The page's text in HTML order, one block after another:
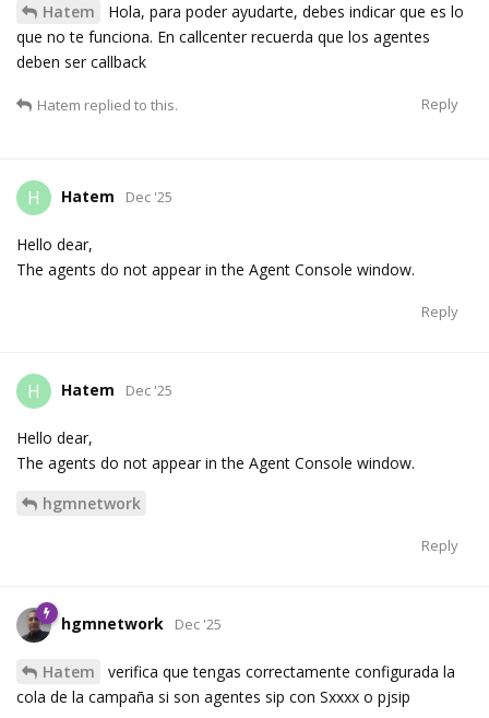
Hatem
Hola, para poder ayudarte, debes indicar que es lo
que no te funciona. En callcenter recuerda que los agentes
deben ser callback
Reply
Hatem replied to this.
H Hatem Dec '25
Hello dear,
The agents do not appear in the Agent Console window.
Reply
H Hatem Dec '25
Hello dear,
The agents do not appear in the Agent Console window.
hgmnetwork
Reply
hgmnetwork Dec '25
Hatem
verifica que tengas correctamente configurada la
cola de la campaña si son agentes sip con Sxxxx o pjsip